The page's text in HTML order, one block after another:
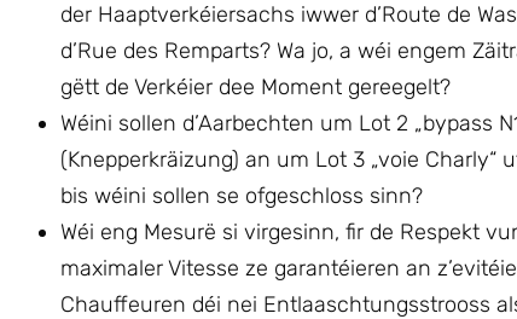
der Haaptverkéiersachs iwwer d’Route de
d’Rue des Remparts? Wa jo, a wéi engem
gëtt de Verkéier dee Moment gereegelt?
Wéini sollen d’Aarbechten um Lot 2 „bypass
(Knepperkräizung) an um Lot 3 „voie Charly“
bis wéini sollen se ofgeschloss sinn?
Wéi eng Mesurë si virgesinn, fir de Respekt
maximaler Vitesse ze garantéieren an
Chauffeuren déi nei Entlaaschtungsstrooss